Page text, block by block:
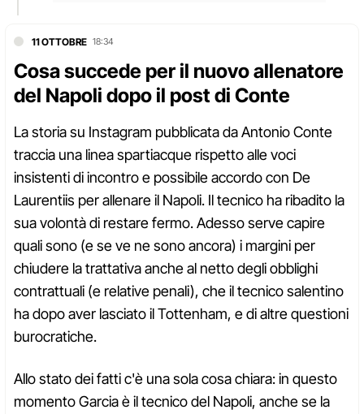
11 OTTOBRE 18:34
Cosa succede per il nuovo allenatore
del Napoli dopo il post di Conte
La storia su Instagram pubblicata da Antonio Conte
traccia una linea spartiacque rispetto alle voci
insistenti di incontro e possibile accordo con De
Laurentiis per allenare il Napoli. Il tecnico ha ribadito la
sua volontà di restare fermo. Adesso serve capire
quali sono (e se ve ne sono ancora) i margini per
chiudere la trattativa anche al netto degli obblighi
contrattuali (e relative penali), che il tecnico salentino
ha dopo aver lasciato il Tottenham, e di altre questioni
burocratiche.
Allo stato dei fatti c'è una sola cosa chiara: in questo
momento Garcia è il tecnico del Napoli, anche se la